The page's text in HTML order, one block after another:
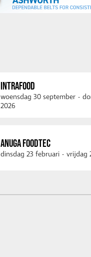
INTRAFOOD
woensdag 30 september -
2026
ANUGA FOODTEC
dinsdag 23 februari - vrijdag